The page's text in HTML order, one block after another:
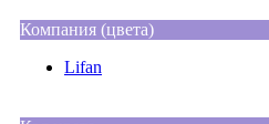
Компания (цвета)
Lifan